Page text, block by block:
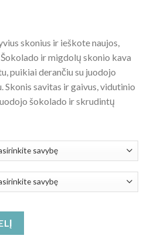
skonius ir ieškote naujos,
ir migdolų skonio kava
puikiai derančiu su juodojo
savitas ir gaivus, vidutinio
šokolado ir skrudintų
migdolų skonio kava